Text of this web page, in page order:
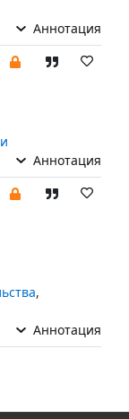
Аннотация
Аннотация
,
Аннотация